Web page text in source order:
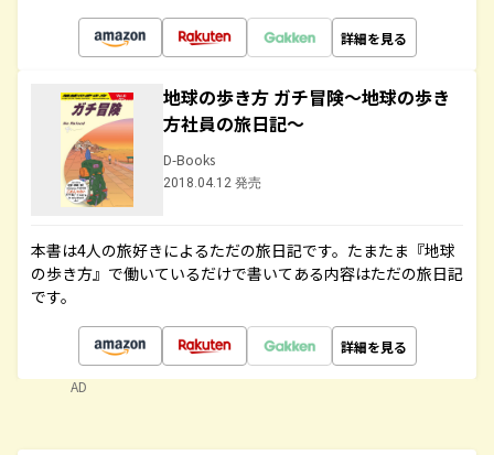
詳細を見る
地球の歩き方 ガチ冒険～地球の歩き
方社員の旅日記～
D-Books
2018.04.12 発売
本書は4人の旅好きによるただの旅日記です。たまたま『地球
の歩き方』で働いているだけで書いてある内容はただの旅日記
です。
詳細を見る
AD